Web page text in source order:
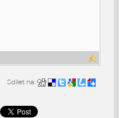
Sdílet na: